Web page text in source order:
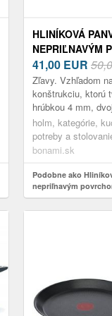
HLINÍKOVÁ
NEPRIĽNAVÝM
Ø 24 CM –
41,00 EUR
Zľavy. Vzhľadom
konštrukciu, ktorú
hrúbkou 4 mm,
keramický povlak a
polyesterový
strane, ...
holm, kategórie,
potreby a
varenie, panvice
bonami.sk
Podobne ako
nepriľnavým
Holm